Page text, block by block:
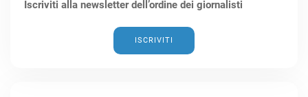
Iscriviti alla newsletter dell’ordine dei giornalisti
ISCRIVITI